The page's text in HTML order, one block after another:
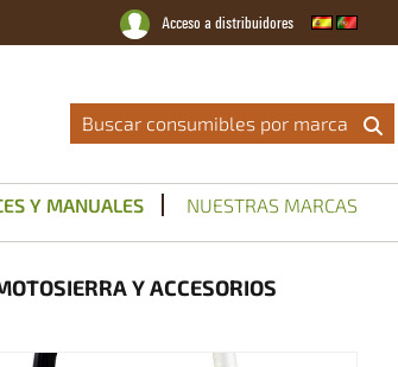
Acceso a distribuidores
|Catálogos|Servicio Técnico|Noticias|Contacto
Buscar consumibles por marca
Y MANUALES NUESTRAS MARCAS
Y ACCESORIOS